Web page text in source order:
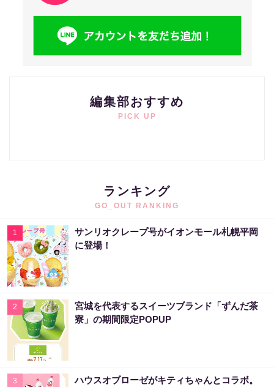
編集部おすすめ
PICK UP
ランキング
GO_OUT RANKING
1
サンリオクレープ号がイオンモール札幌平岡
に登場！
2
宮城を代表するスイーツブランド「ずんだ茶
寮」の期間限定POPUP
3
ハウスオブローゼがキティちゃんとコラボ。